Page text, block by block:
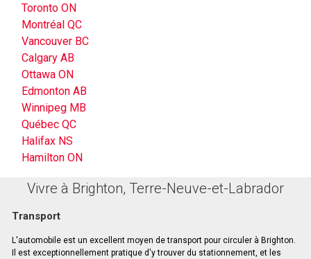
Toronto ON
Montréal QC
Vancouver BC
Calgary AB
Ottawa ON
Edmonton AB
Winnipeg MB
Québec QC
Halifax NS
Hamilton ON
Vivre à Brighton, Terre-Neuve-et-Labrador
Transport
L'automobile est un excellent moyen de transport pour circuler à Brighton.
Il est exceptionnellement pratique d'y trouver du stationnement, et les